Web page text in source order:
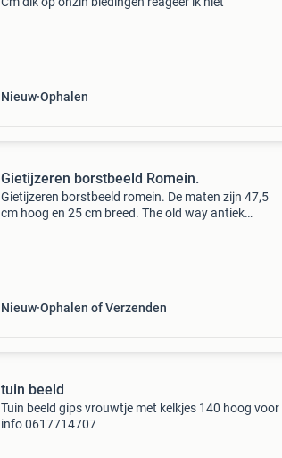
Nieuw Ophalen
Gietijzeren borstbeeld Romein.
Gietijzeren borstbeeld romein. De maten zijn 47,5
cm hoog en 25 cm breed. The old way antiek
Nieuw Ophalen of Verzenden
tuin beeld
Tuin beeld gips vrouwtje met kelkjes 140 hoog voor
info 0617714707